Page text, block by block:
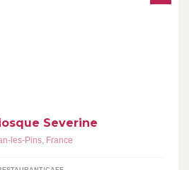
Severine
les-Pins, France